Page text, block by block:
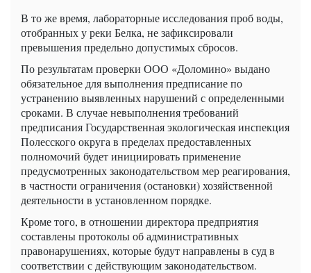
В то же время, лабораторные исследования проб воды,
отобранных у реки Белка, не зафиксировали
превышения предельно допустимых сбросов.
По результатам проверки ООО «Доломино» выдано
обязательное для выполнения предписание по
устранению выявленных нарушений с определенными
сроками. В случае невыполнения требований
предписания Государственная экологическая инспекция
Полесского округа в пределах предоставленных
полномочий будет инициировать применение
предусмотренных законодательством мер реагирования,
в частности ограничения (остановки) хозяйственной
деятельности в установленном порядке.
Кроме того, в отношении директора предприятия
составлены протоколы об административных
правонарушениях, которые будут направлены в суд в
соответствии с действующим законодательством.